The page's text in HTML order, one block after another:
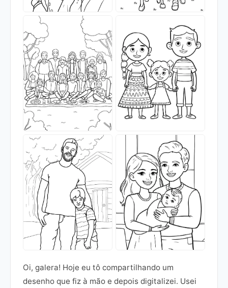
Oi, galera! Hoje eu tô compartilhando um
desenho que fiz à mão e depois digitalizei. Usei